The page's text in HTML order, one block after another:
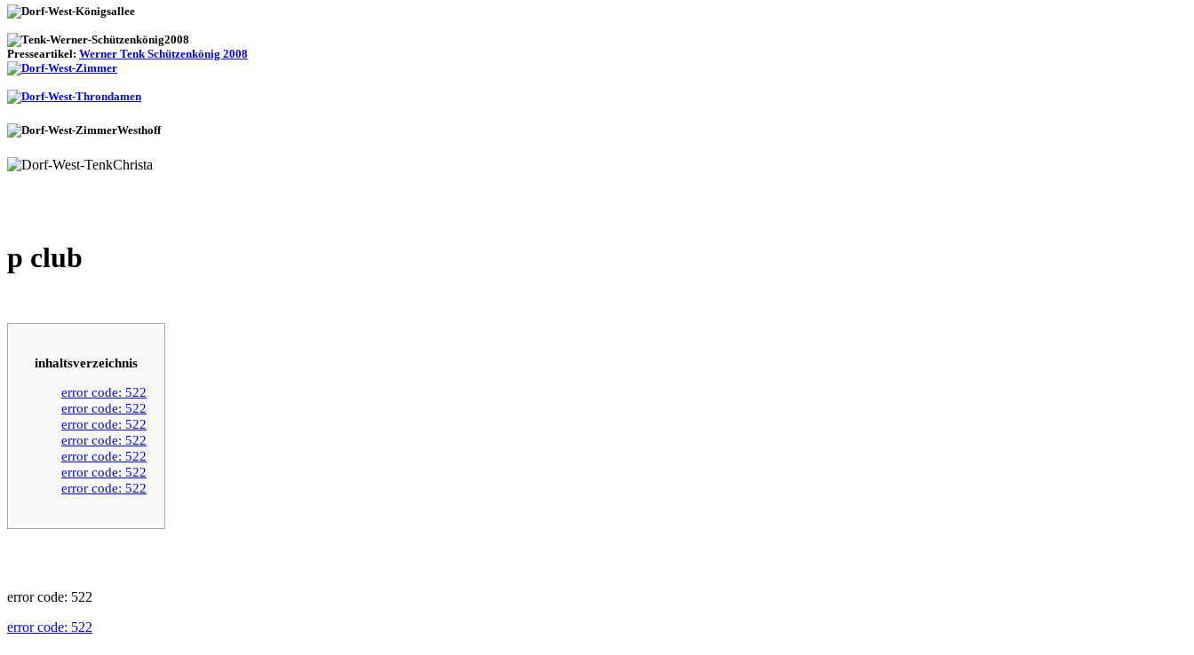
Presseartikel: Werner Tenk Schützenkönig 2008
p club
inhaltsverzeichnis
error code: 522
error code: 522
error code: 522
error code: 522
error code: 522
error code: 522
error code: 522
error code: 522
error code: 522